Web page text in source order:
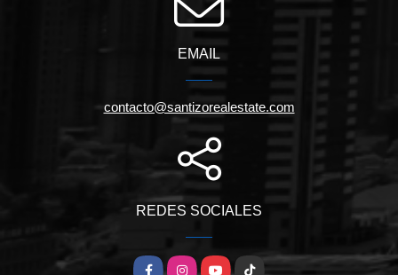
EMAIL
contacto@santizorealestate.com
REDES SOCIALES
FacebookInstagramYouTube
TikTok